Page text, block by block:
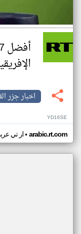
الإفريقية
اخبار جزر
YD16SE
ار تي• arabic.rt.com